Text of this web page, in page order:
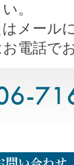
。
メール
電話で